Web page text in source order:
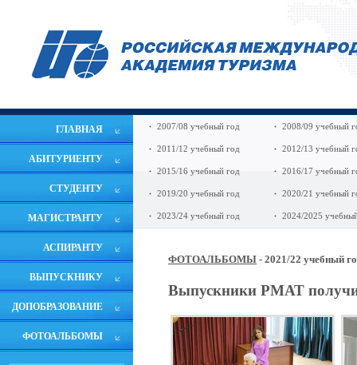
ГЛАВНАЯ
АБИТУРИЕНТУ
СТУДЕНТУ
МАГИСТРАНТУ
АСПИРАНТУ
ВЫПУСКНИКУ
ДОПОБРАЗОВАНИЕ
ФОТОАЛЬБОМЫ
2007/08 учебный год 2008/09 учебный
2011/12 учебный год 2012/13 учебный
2015/16 учебный год 2016/17 учебный
2019/20 учебный год 2020/21 учебный
2023/24 учебный год 2024/2025
ФОТОАЛЬБОМЫ - 2021/22 учебный
Выпускники РМАТ